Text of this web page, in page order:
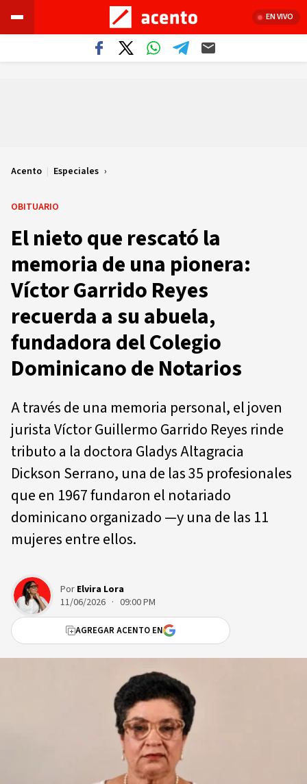
EN VIVO
Acento | Especiales
OBITUARIO
El nieto que rescató la
memoria de una pionera:
Víctor Garrido Reyes
recuerda a su abuela,
fundadora del Colegio
Dominicano de Notarios
A través de una memoria personal, el joven
jurista Víctor Guillermo Garrido Reyes rinde
tributo a la doctora Gladys Altagracia
Dickson Serrano, una de las 35 profesionales
que en 1967 fundaron el notariado
dominicano organizado —y una de las 11
mujeres entre ellos.
Por Elvira Lora
11/06/2026 · 09:00 PM
AGREGAR ACENTO EN